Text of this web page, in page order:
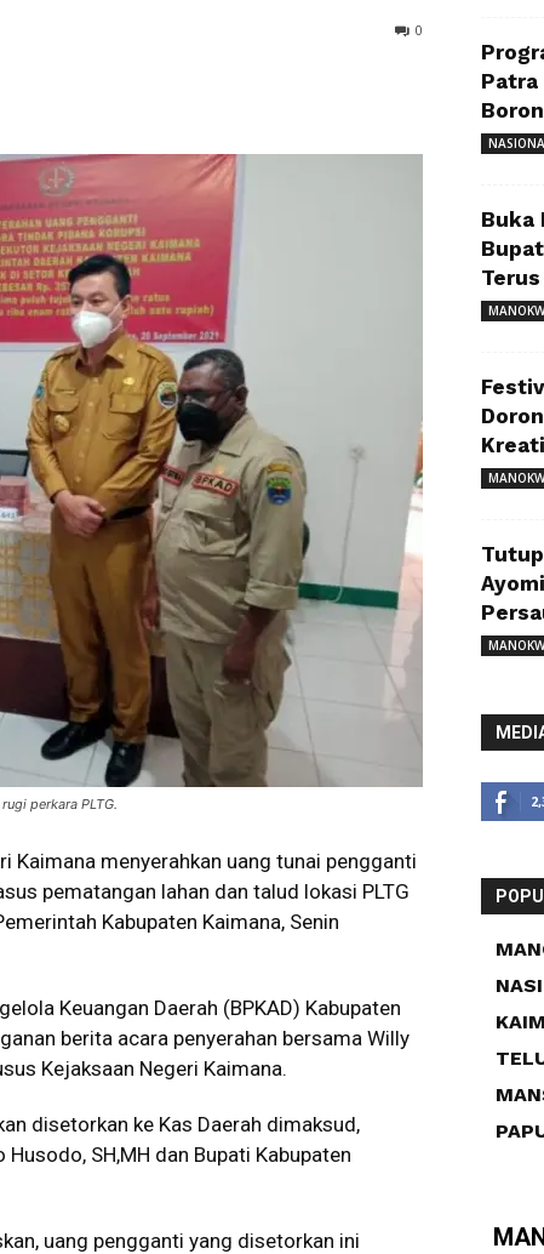
0
perkara PLTG.
Kaimana menyerahkan uang tunai pengganti
pematangan lahan dan talud lokasi PLTG
Kabupaten Kaimana, Senin
Keuangan Daerah (BPKAD) Kabupaten
berita acara penyerahan bersama Willy
Kejaksaan Negeri Kaimana.
disetorkan ke Kas Daerah dimaksud,
SH,MH dan Bupati Kabupaten
uang pengganti yang disetorkan ini
Patra
Buka